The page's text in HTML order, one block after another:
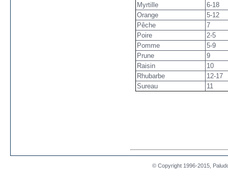
Myrtille
6-18
Orange
5-12
Pêche
7
Poire
2-5
Pomme
5-9
Prune
9
Raisin
10
Rhubarbe
12-17
Sureau
11
© Copyright 1996-2015,